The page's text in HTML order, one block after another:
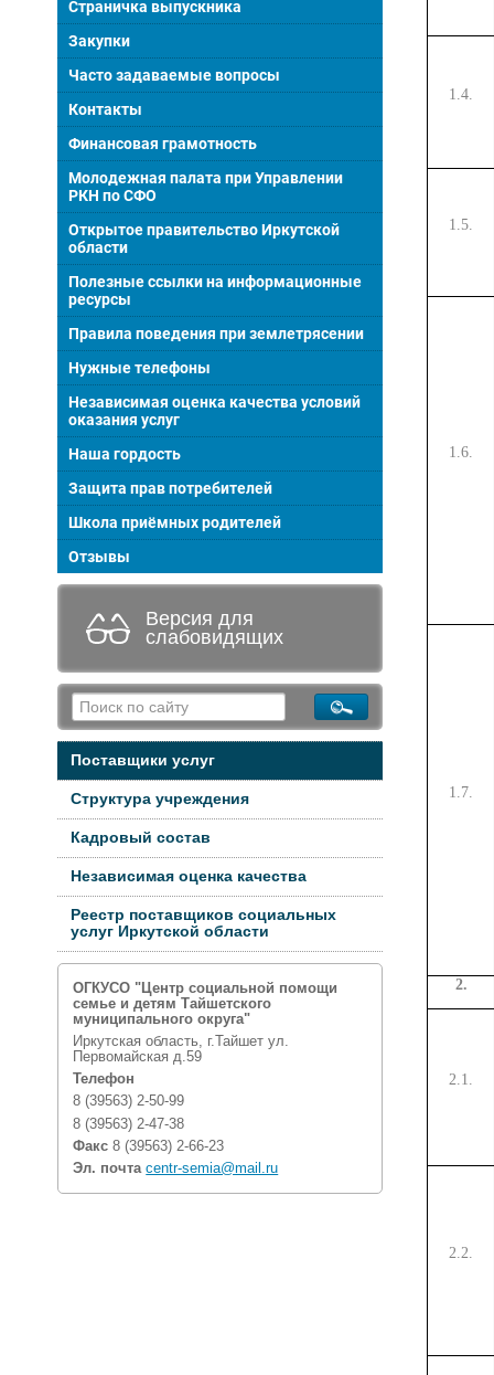
Страничка выпускника
Закупки
Часто задаваемые вопросы
Контакты
Финансовая грамотность
Молодежная палата при Управлении
РКН по СФО
Открытое правительство Иркутской
области
Полезные ссылки на информационные
ресурсы
Правила поведения при землетрясении
Нужные телефоны
Независимая оценка качества условий
оказания услуг
Наша гордость
Защита прав потребителей
Школа приёмных родителей
Отзывы
Версия для
слабовидящих
Поставщики услуг
Структура учреждения
Кадровый состав
Независимая оценка качества
Реестр поставщиков социальных
услуг Иркутской области
ОГКУСО "Центр социальной помощи
семье и детям Тайшетского
муниципального округа"
Иркутская область, г.Тайшет ул.
Первомайская д.59
Телефон
8 (39563) 2-50-99
8 (39563) 2-47-38
Факс 8 (39563) 2-66-23
Эл. почта centr-semia@mail.ru
1.4.
1.5.
1.6.
1.7.
2.
2.1.
2.2.